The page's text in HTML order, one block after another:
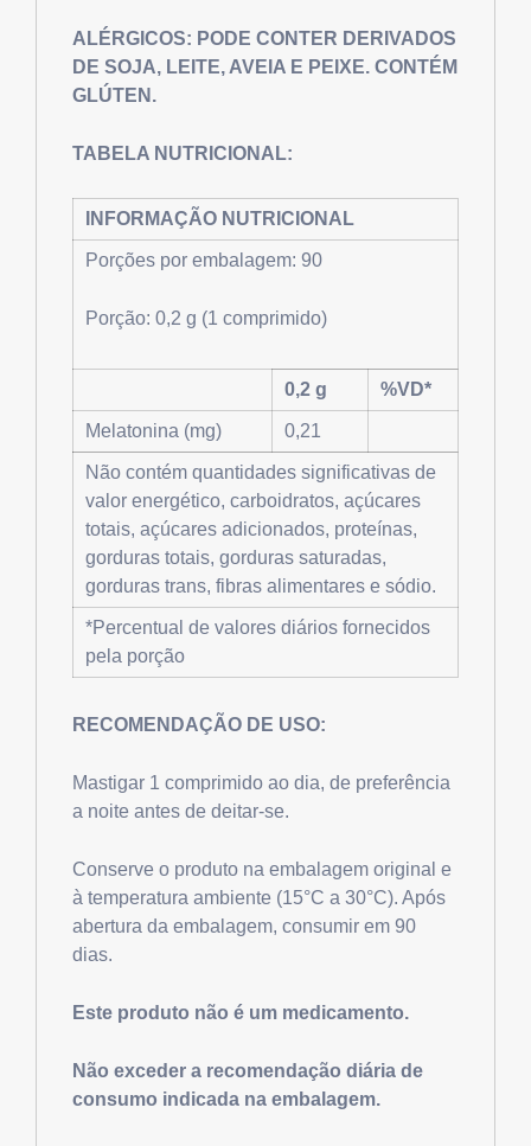
ALÉRGICOS: PODE CONTER DERIVADOS
DE SOJA, LEITE, AVEIA E PEIXE. CONTÉM
GLÚTEN.
TABELA NUTRICIONAL:
INFORMAÇÃO NUTRICIONAL
Porções por embalagem: 90
Porção: 0,2 g (1 comprimido)
0,2 g %VD*
Melatonina (mg) 0,21
Não contém quantidades significativas de
valor energético, carboidratos, açúcares
totais, açúcares adicionados, proteínas,
gorduras totais, gorduras saturadas,
gorduras trans, fibras alimentares e sódio.
*Percentual de valores diários fornecidos
pela porção
RECOMENDAÇÃO DE USO:
Mastigar 1 comprimido ao dia, de preferência
a noite antes de deitar-se.
Conserve o produto na embalagem original e
à temperatura ambiente (15°C a 30°C). Após
abertura da embalagem, consumir em 90
dias.
Este produto não é um medicamento.
Não exceder a recomendação diária de
consumo indicada na embalagem.